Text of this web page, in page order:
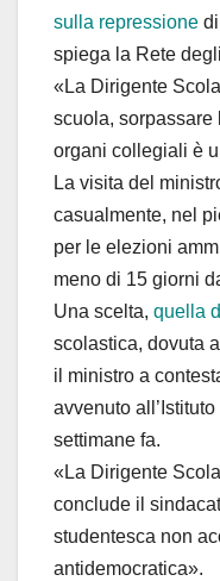
sulla repressione
spiega la Rete
«La Dirigente
scuola, sorpassare
organi collegiali è
La visita del
casualmente, nel
per le elezioni
meno di 15 giorni
Una scelta, quella
scolastica, dovuta
il ministro a
avvenuto
settimane fa.
«La Dirigente
conclude il
studentesca non
antidemocratica».